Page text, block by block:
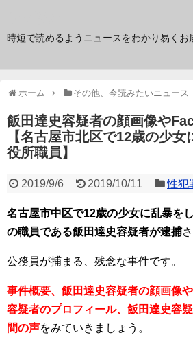
時短で読めるようニュースをわかり易くお
ホーム その他、今読みたいニュース
飯田達史容疑者の顔画像や
【名古屋市北区で12歳の少
役所職員】
2019/9/6 2019/10/11 性犯
名古屋市中区で12歳の少女に乱暴を
の職員である飯田達史容疑者が逮捕
公務員が捕まる、残念な事件です。
事件概要、飯田達史容疑者の顔画像
容疑者のプロフィール、飯田達史容
間の声をみていきましょう。